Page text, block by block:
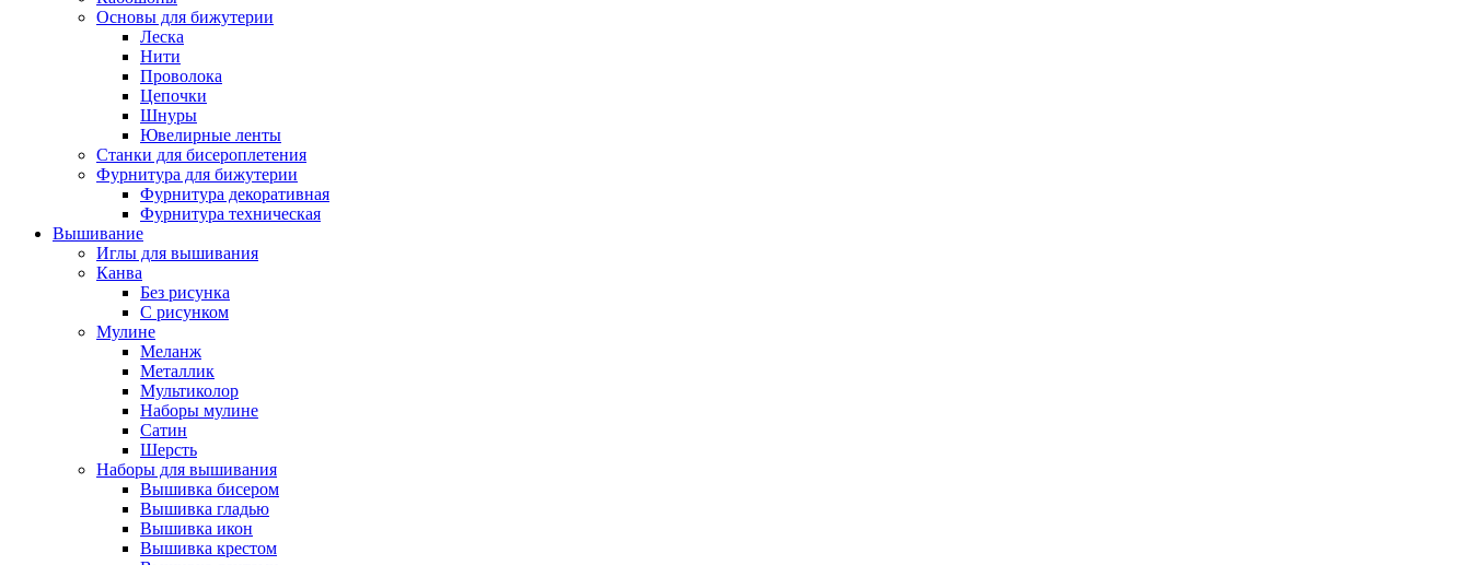
Основы для бижутерии
Леска
Нити
Проволока
Цепочки
Шнуры
Ювелирные ленты
Станки для бисероплетения
Фурнитура для бижутерии
Фурнитура декоративная
Фурнитура техническая
Вышивание
Иглы для вышивания
Канва
Без рисунка
С рисунком
Мулине
Меланж
Металлик
Мультиколор
Наборы мулине
Сатин
Шерсть
Наборы для вышивания
Вышивка бисером
Вышивка гладью
Вышивка икон
Вышивка крестом